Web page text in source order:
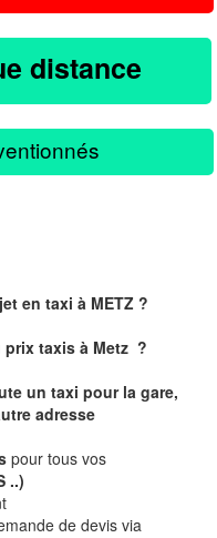
distance
en taxi à METZ ?
prix taxis à Metz ?
un taxi pour la gare,
adresse
pour tous vos
..)
de devis via